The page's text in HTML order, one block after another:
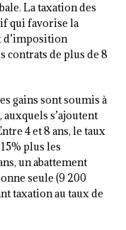
La taxation des
qui favorise la
d’imposition
contrats de plus de 8
gains sont soumis à
s’ajoutent
4 et 8 ans, le taux
plus les
un abattement
seule (9 200
taxation au taux de